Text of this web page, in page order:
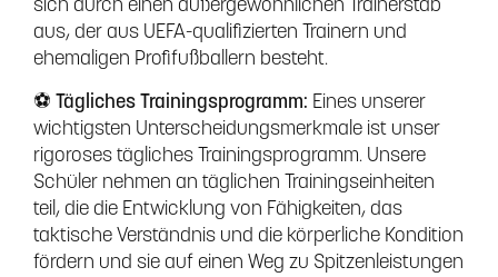
sich durch einen außergewöhnlichen Trainerstab
aus, der aus UEFA-qualifizierten Trainern und
ehemaligen Profifußballern besteht.
⚽ Tägliches Trainingsprogramm: Eines unserer
wichtigsten Unterscheidungsmerkmale ist unser
rigoroses tägliches Trainingsprogramm. Unsere
Schüler nehmen an täglichen Trainingseinheiten
teil, die die Entwicklung von Fähigkeiten, das
taktische Verständnis und die körperliche Kondition
fördern und sie auf einen Weg zu Spitzenleistungen